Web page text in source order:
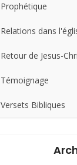
Prophétique
Relations dans
Retour de Jesus-
Témoignage
Versets Bibliques